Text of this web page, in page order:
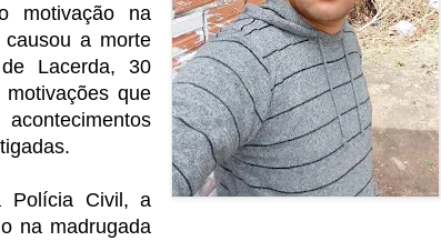
motivação na
a morte
Lacerda, 30
que
Polícia Civil, a
na madrugada